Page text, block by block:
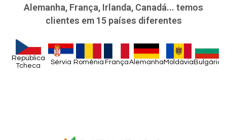
Alemanha, França, Irlanda, Canadá... temos
clientes em 15 países diferentes
República
Tcheca
Sérvia Romênia FrançaAlemanhaMoldáviaBulgária